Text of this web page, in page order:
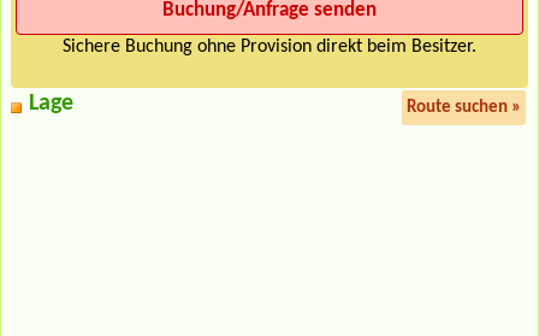
Sichere Buchung ohne Provision direkt beim Besitzer.
Lage Route suchen »